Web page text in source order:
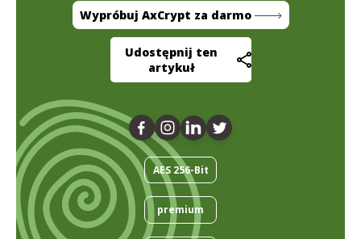
Wypróbuj AxCrypt za darmo
Udostępnij ten
artykuł
AES 256-Bit
premium